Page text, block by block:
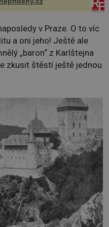
v Praze. O to víc
a oni jeho! Ještě ale
„baron“ z Karlštejna
zkusit štěstí ještě jednou